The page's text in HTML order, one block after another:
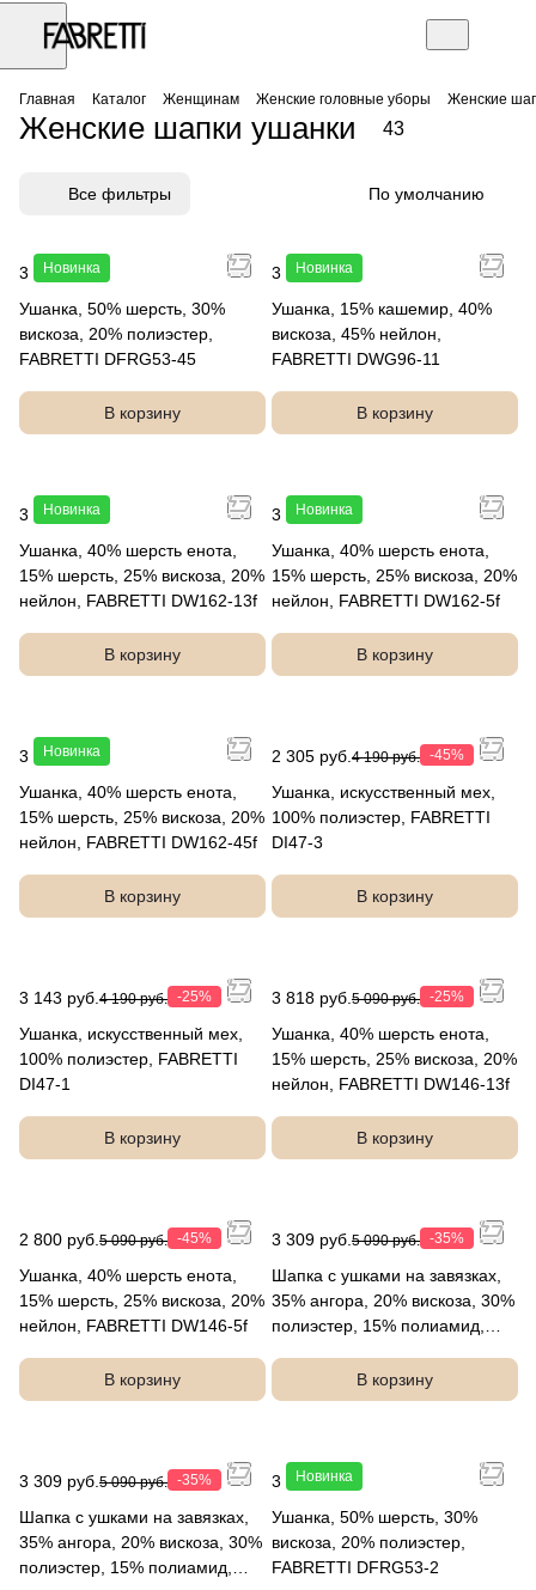
Главная Каталог Женщинам Женские головные уборы Женские
Женские шапки ушанки 43
Все фильтры По умолчанию
Новинка
3 990 руб.
Ушанка, 50% шерсть, 30%
вискоза, 20% полиэстер,
FABRETTI DFRG53-45
В корзину
Новинка
3 490 руб.
Ушанка, 15% кашемир, 40%
вискоза, 45% нейлон,
FABRETTI DWG96-11
В корзину
Новинка
3 990 руб.
Ушанка, 40% шерсть енота,
15% шерсть, 25% вискоза, 20%
нейлон, FABRETTI DW162-13f
В корзину
Новинка
3 990 руб.
Ушанка, 40% шерсть енота,
15% шерсть, 25% вискоза, 20%
нейлон, FABRETTI DW162-5f
В корзину
Новинка
3 990 руб.
Ушанка, 40% шерсть енота,
15% шерсть, 25% вискоза, 20%
нейлон, FABRETTI DW162-45f
В корзину
2 305 руб. 4 190 руб. -45%
Ушанка, искусственный мех,
100% полиэстер, FABRETTI
DI47-3
В корзину
3 143 руб. 4 190 руб. -25%
Ушанка, искусственный мех,
100% полиэстер, FABRETTI
DI47-1
В корзину
3 818 руб. 5 090 руб. -25%
Ушанка, 40% шерсть енота,
15% шерсть, 25% вискоза, 20%
нейлон, FABRETTI DW146-13f
В корзину
2 800 руб. 5 090 руб. -45%
Ушанка, 40% шерсть енота,
15% шерсть, 25% вискоза, 20%
нейлон, FABRETTI DW146-5f
В корзину
3 309 руб. 5 090 руб. -35%
Шапка с ушками на завязках,
35% ангора, 20% вискоза, 30%
полиэстер, 15% полиамид,
В корзину
3 309 руб. 5 090 руб. -35%
Шапка с ушками на завязках,
35% ангора, 20% вискоза, 30%
полиэстер, 15% полиамид,
Новинка
3 990 руб.
Ушанка, 50% шерсть, 30%
вискоза, 20% полиэстер,
FABRETTI DFRG53-2